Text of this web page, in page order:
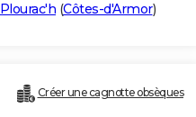
Plourac'h (Côtes-d'Armor)
Créer une cagnotte obsèques